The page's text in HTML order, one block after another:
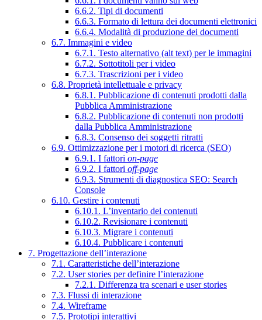
6.6.2. Tipi di documenti
6.6.3. Formato di lettura dei documenti elettronici
6.6.4. Modalità di produzione dei documenti
6.7. Immagini e video
6.7.1. Testo alternativo (alt text) per le immagini
6.7.2. Sottotitoli per i video
6.7.3. Trascrizioni per i video
6.8. Proprietà intellettuale e privacy
6.8.1. Pubblicazione di contenuti prodotti dalla
Pubblica Amministrazione
6.8.2. Pubblicazione di contenuti non prodotti
dalla Pubblica Amministrazione
6.8.3. Consenso dei soggetti ritratti
6.9. Ottimizzazione per i motori di ricerca (SEO)
6.9.1. I fattori on-page
6.9.2. I fattori off-page
6.9.3. Strumenti di diagnostica SEO: Search
Console
6.10. Gestire i contenuti
6.10.1. L’inventario dei contenuti
6.10.2. Revisionare i contenuti
6.10.3. Migrare i contenuti
6.10.4. Pubblicare i contenuti
7. Progettazione dell’interazione
7.1. Caratteristiche dell’interazione
7.2. User stories per definire l’interazione
7.2.1. Differenza tra scenari e user stories
7.3. Flussi di interazione
7.4. Wireframe
7.5. Prototipi interattivi